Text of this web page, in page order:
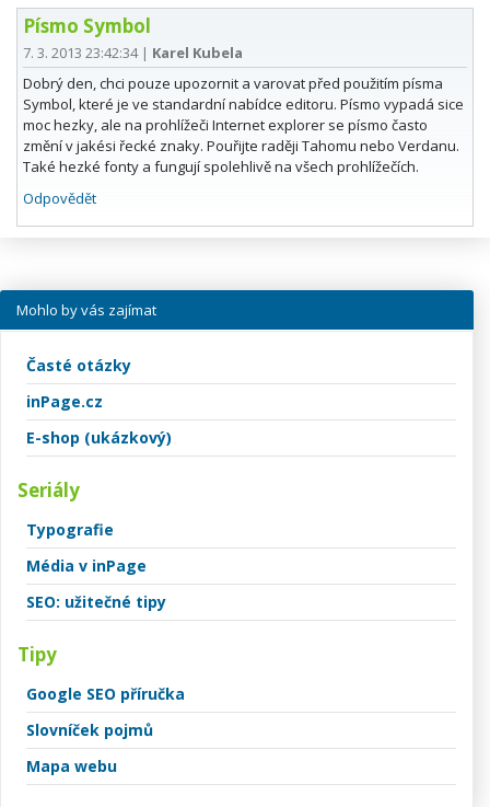
Písmo Symbol
7. 3. 2013 23:42:34 | Karel Kubela
Dobrý den, chci pouze upozornit a varovat před použitím písma
Symbol, které je ve standardní nabídce editoru. Písmo vypadá sice
moc hezky, ale na prohlížeči Internet explorer se písmo často
změní v jakési řecké znaky. Pouřijte raději Tahomu nebo Verdanu.
Také hezké fonty a fungují spolehlivě na všech prohlížečích.
Odpovědět
Mohlo by vás zajímat
Časté otázky
inPage.cz
E-shop (ukázkový)
Seriály
Typografie
Média v inPage
SEO: užitečné tipy
Tipy
Google SEO příručka
Slovníček pojmů
Mapa webu